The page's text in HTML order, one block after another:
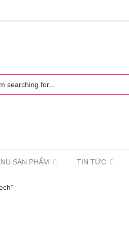
SẢN PHẨM TIN TỨC